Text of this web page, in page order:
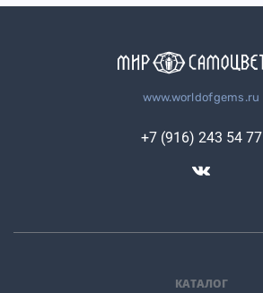
www.worldofgems.ru
КАТАЛОГ
+7 (916) 243 54 77